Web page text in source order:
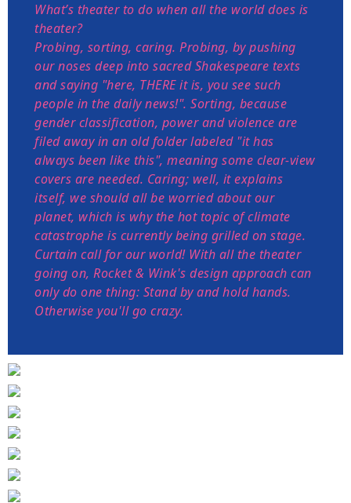
What’s theater to do when all the world does is
theater?
Probing, sorting, caring. Probing, by pushing
our noses deep into sacred Shakespeare texts
and saying "here, THERE it is, you see such
people in the daily news!". Sorting, because
gender classification, power and violence are
filed away in an old folder labeled "it has
always been like this", meaning some clear-view
covers are needed. Caring; well, it explains
itself, we should all be worried about our
planet, which is why the hot topic of climate
catastrophe is currently being grilled on stage.
Curtain call for our world! With all the theater
going on, Rocket & Wink's design approach can
only do one thing: Stand by and hold hands.
Otherwise you'll go crazy.